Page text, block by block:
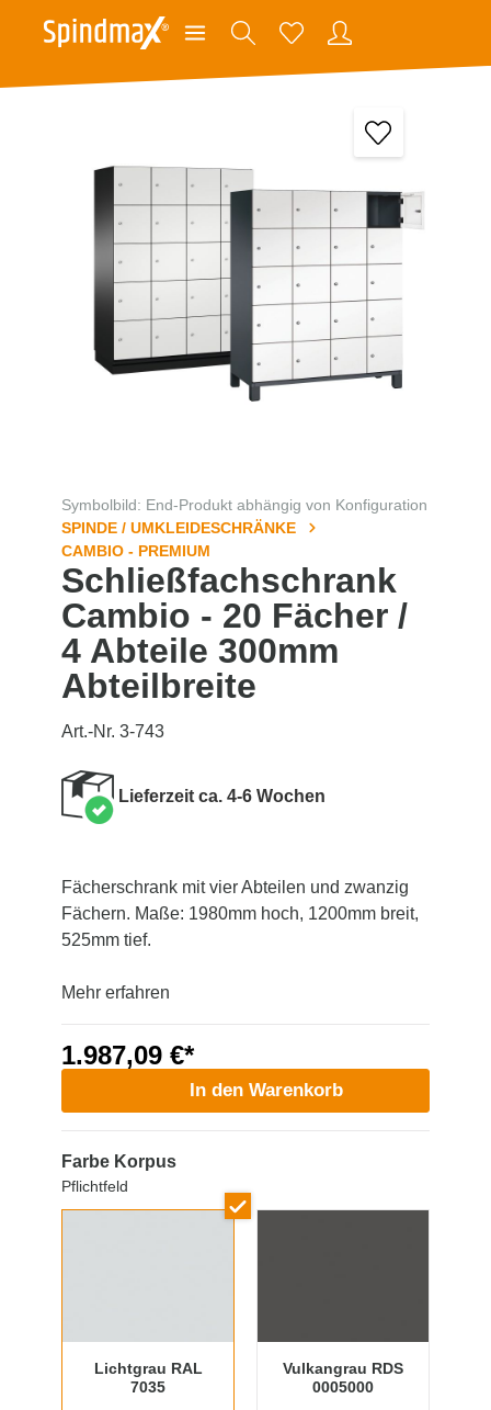
Symbolbild: End-Produkt abhängig von Konfiguration
SPINDE / UMKLEIDESCHRÄNKE
CAMBIO - PREMIUM
Schließfachschrank
Cambio - 20 Fächer /
4 Abteile 300mm
Abteilbreite
Art.-Nr. 3-743
Lieferzeit ca. 4-6 Wochen
Fächerschrank mit vier Abteilen und zwanzig
Fächern. Maße: 1980mm hoch, 1200mm breit,
525mm tief.
Mehr erfahren
1.987,09 €*
In den Warenkorb
Farbe Korpus
Pflichtfeld
Lichtgrau RAL
7035
Vulkangrau RDS
0005000